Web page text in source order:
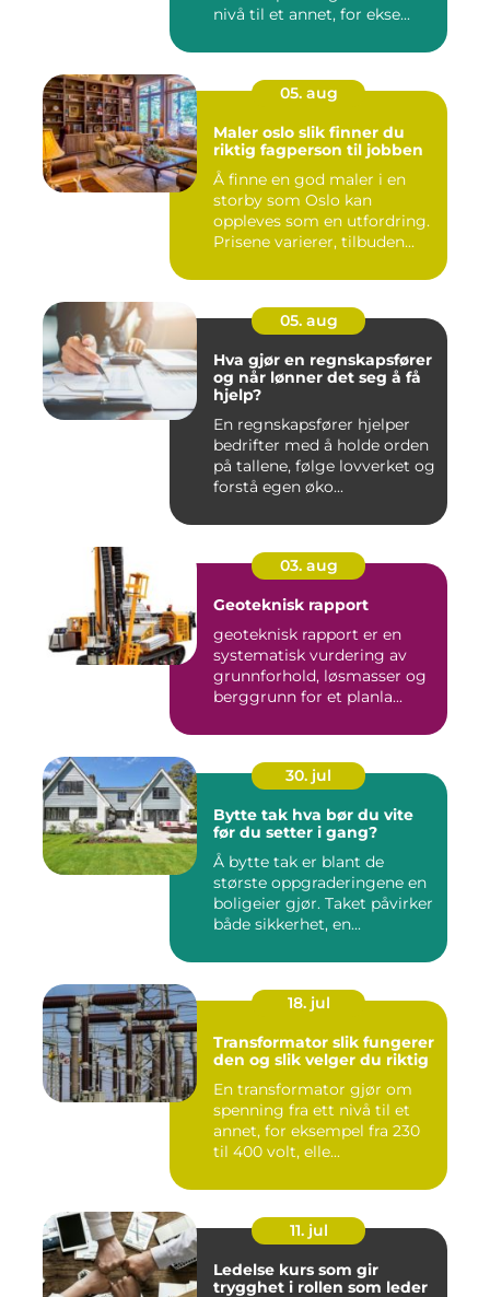
nivå til et annet, for ekse...
05. aug
Maler oslo slik finner du
riktig fagperson til jobben
Å finne en god maler i en
storby som Oslo kan
oppleves som en utfordring.
Prisene varierer, tilbuden...
05. aug
Hva gjør en regnskapsfører
og når lønner det seg å få
hjelp?
En regnskapsfører hjelper
bedrifter med å holde orden
på tallene, følge lovverket og
forstå egen øko...
03. aug
Geoteknisk rapport
geoteknisk rapport er en
systematisk vurdering av
grunnforhold, løsmasser og
berggrunn for et planla...
30. jul
Bytte tak hva bør du vite
før du setter i gang?
Å bytte tak er blant de
største oppgraderingene en
boligeier gjør. Taket påvirker
både sikkerhet, en...
18. jul
Transformator slik fungerer
den og slik velger du riktig
En transformator gjør om
spenning fra ett nivå til et
annet, for eksempel fra 230
til 400 volt, elle...
11. jul
Ledelse kurs som gir
trygghet i rollen som leder